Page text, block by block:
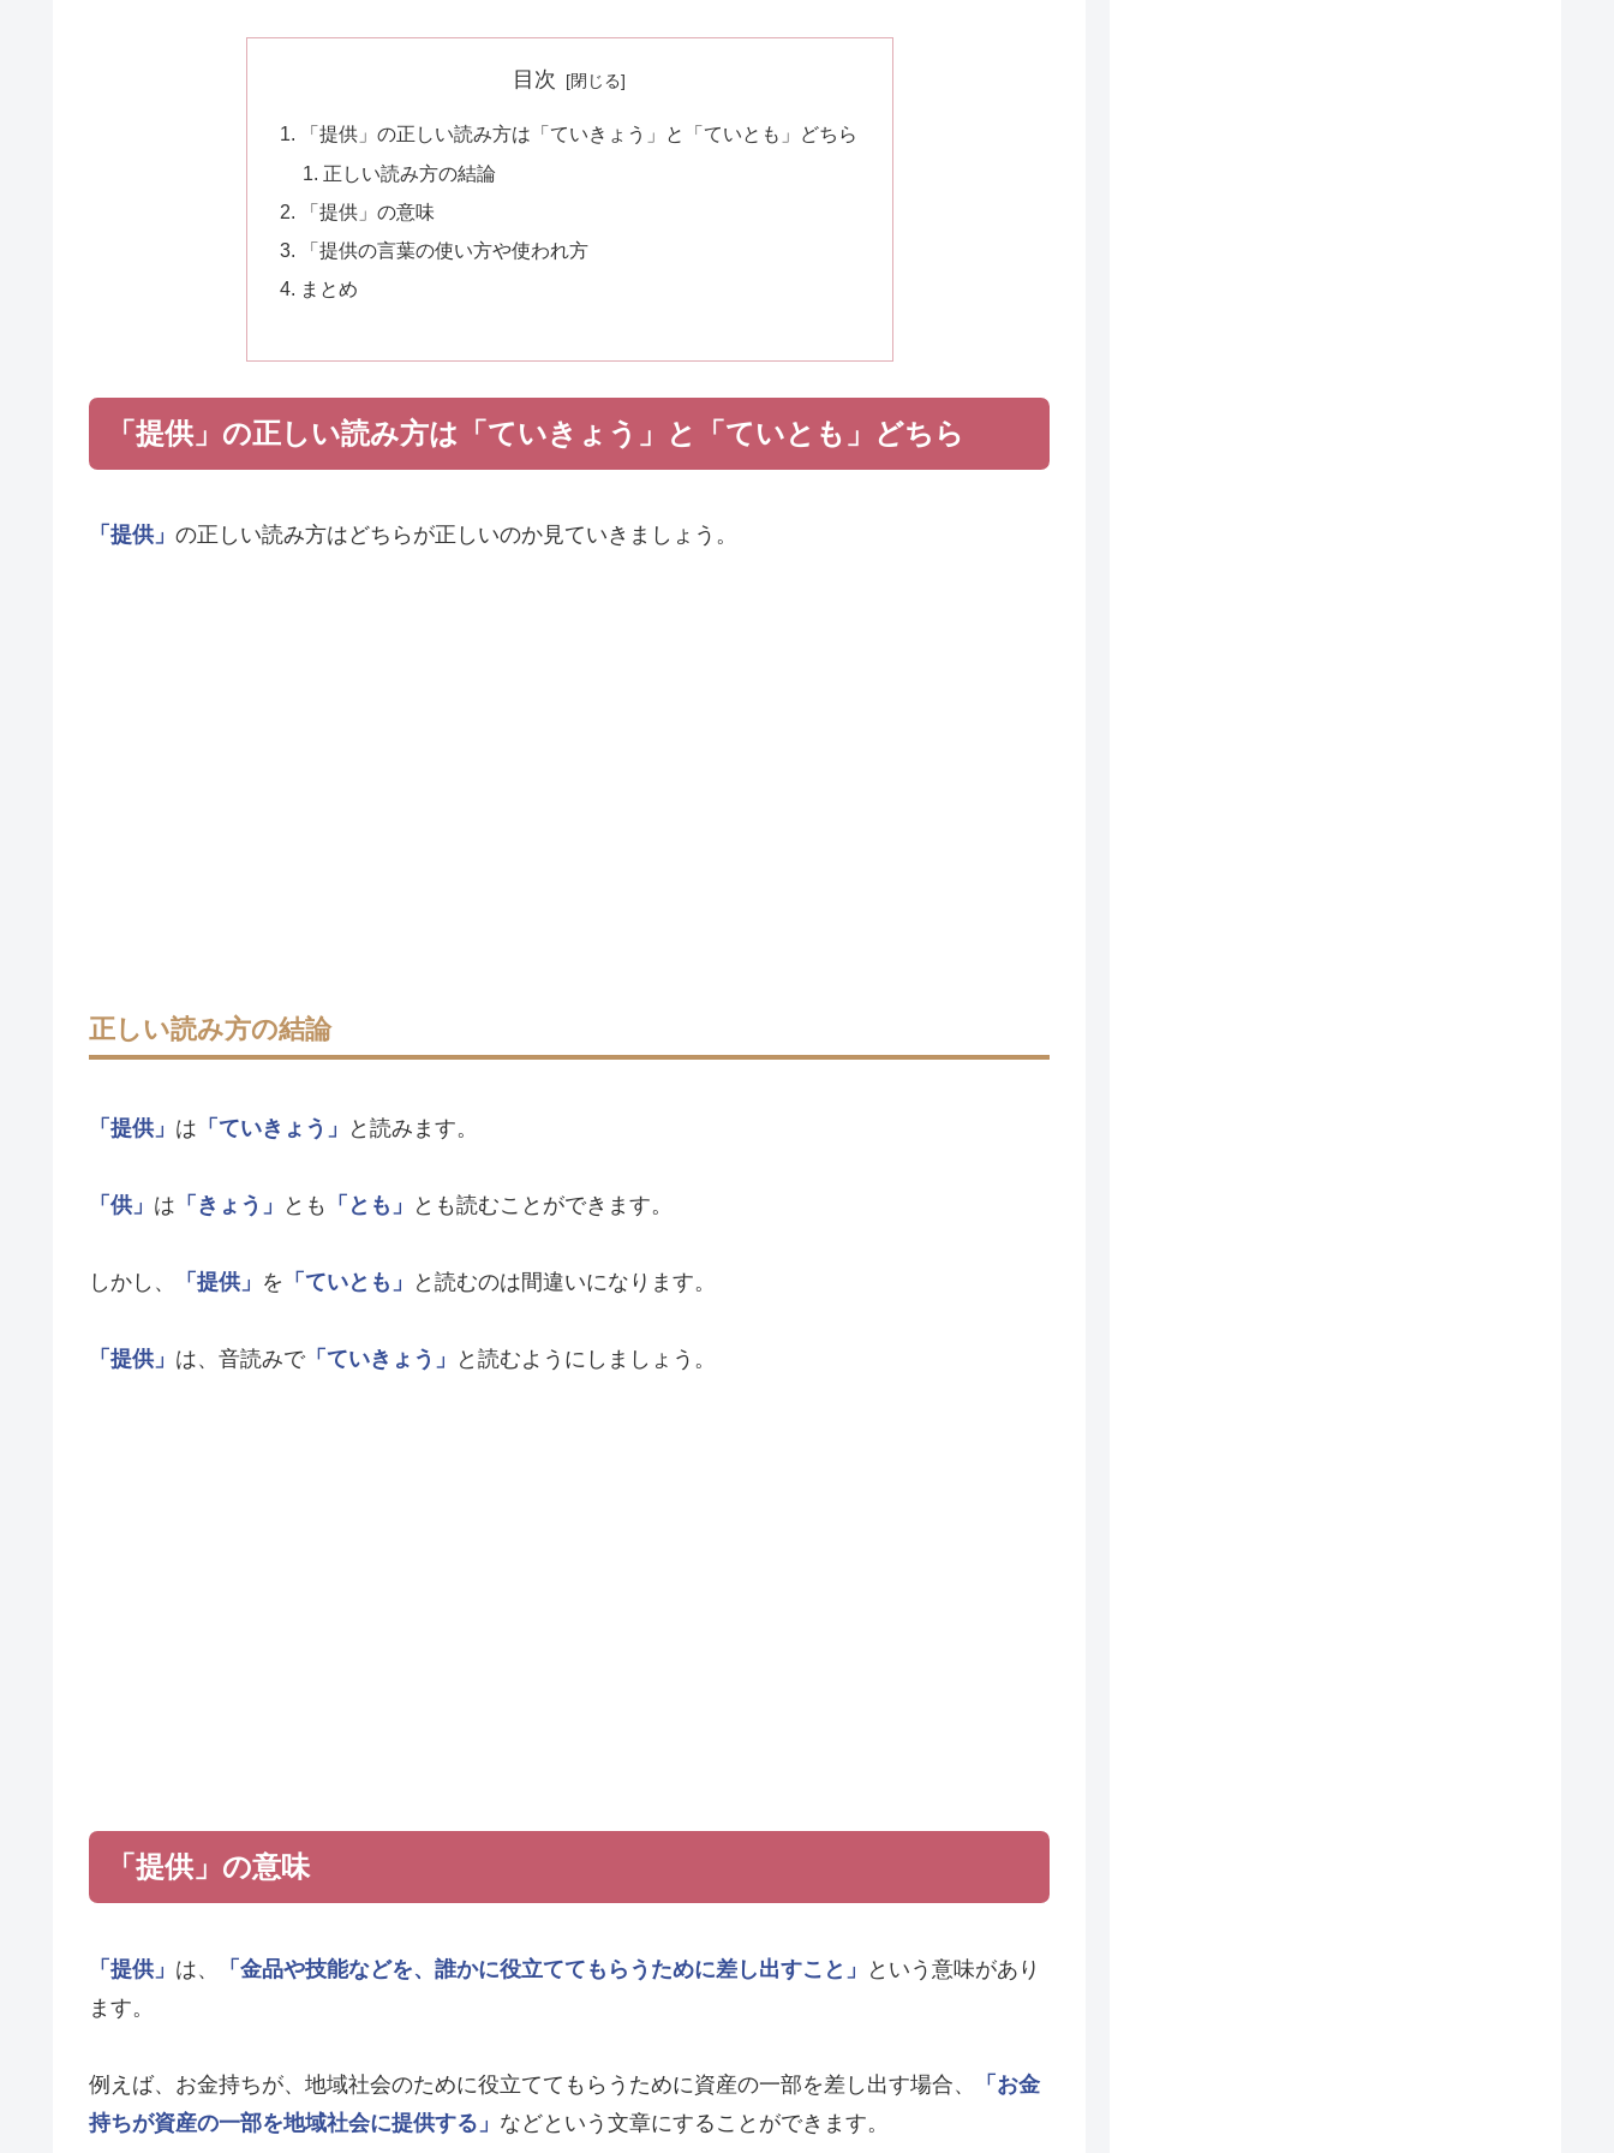
目次
「提供」の正しい読み方は「ていきょう」と「ていとも」どちら
正しい読み方の結論
「提供」の意味
「提供の言葉の使い方や使われ方
まとめ
「提供」の正しい読み方は「ていきょう」と「ていとも」どちら
「提供」 の正しい読み方はどちらが正しいのか見ていきましょう。
正しい読み方の結論
「提供」 は 「ていきょう」 と読みます。
「供」 は 「きょう」 とも 「とも」 とも読むことができます。
しかし、 「提供」 を 「ていとも」 と読むのは間違いになります。
「提供」 は、音読みで「ていきょう」 と読むようにしましょう。
「提供」の意味
「提供」 は、 「金品や技能などを、誰かに役立ててもらうために差し出すこと」
という意味があり
ます。
例えば、お金持ちが、地域社会のために役立ててもらうために資産の一部を差し出す場合、
「お金
持ちが資産の一部を地域社会に提供する」 などという文章にすることができます。